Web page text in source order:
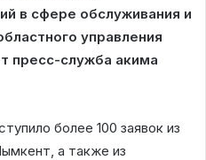
в сфере обслуживания и
управления
пресс-служба акима
более 100 заявок из
а также из